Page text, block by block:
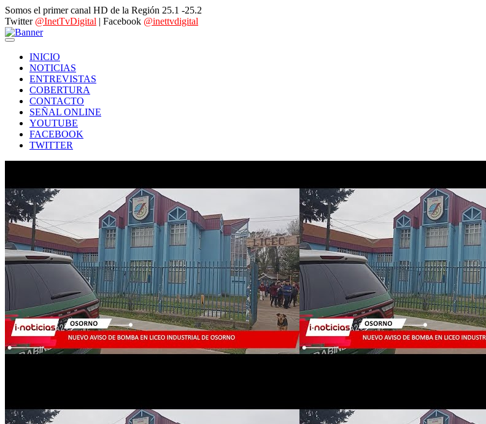
Somos el primer canal HD de la Región 25.1 -25.2
Twitter @InetTvDigital | Facebook @inettvdigital
INICIO
NOTICIAS
ENTREVISTAS
COBERTURA
CONTACTO
SEÑAL ONLINE
YOUTUBE
FACEBOOK
TWITTER